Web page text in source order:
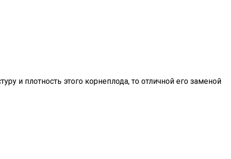
и плотность этого корнеплода, то отличной его заменой